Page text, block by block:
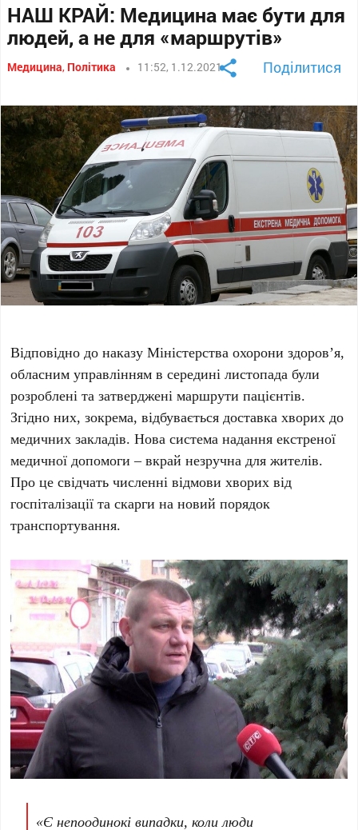
НАШ КРАЙ: Медицина має бути для
людей, а не для «маршрутів»
Медицина, Політика 11:52, 1.12.2021 Поділитися
Відповідно до наказу Міністерства охорони здоров’я,
обласним управлінням в середині листопада були
розроблені та затверджені маршрути пацієнтів.
Згідно них, зокрема, відбувається доставка хворих до
медичних закладів. Нова система надання екстреної
медичної допомоги – вкрай незручна для жителів.
Про це свідчать численні відмови хворих від
госпіталізації та скарги на новий порядок
транспортування.
«Є непоодинокі випадки, коли люди